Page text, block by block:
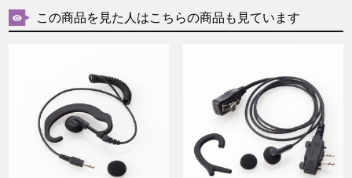
この商品を見た人はこちらの商品も見ています